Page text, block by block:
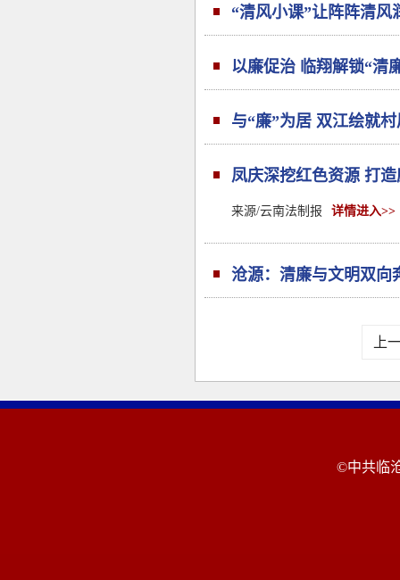
“清风小课”让阵阵清风
以廉促治 临翔解锁“清
与“廉”为居 双江绘就
凤庆深挖红色资源 打
来源/云南法制报 详情进入>>
沧源：清廉与文明双向
上
©中共临